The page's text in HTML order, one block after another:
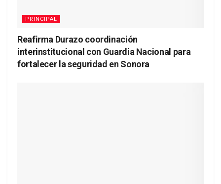
PRINCIPAL
Reafirma Durazo coordinación
interinstitucional con Guardia Nacional para
fortalecer la seguridad en Sonora